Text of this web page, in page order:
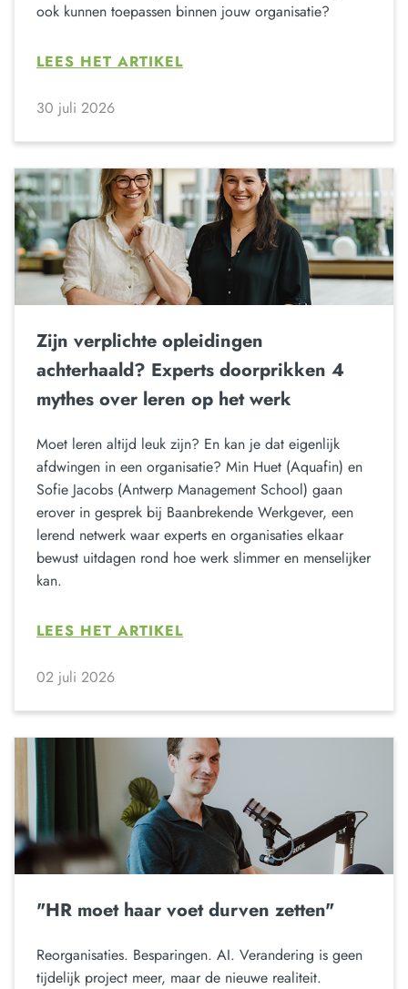
ook kunnen toepassen binnen jouw organisatie?
LEES HET ARTIKEL
30 juli 2026
Zijn verplichte opleidingen
achterhaald? Experts doorprikken 4
mythes over leren op het werk
Moet leren altijd leuk zijn? En kan je dat eigenlijk
afdwingen in een organisatie? Min Huet (Aquafin) en
Sofie Jacobs (Antwerp Management School) gaan
erover in gesprek bij Baanbrekende Werkgever, een
lerend netwerk waar experts en organisaties elkaar
bewust uitdagen rond hoe werk slimmer en menselijker
kan.
LEES HET ARTIKEL
02 juli 2026
"HR moet haar voet durven zetten"
Reorganisaties. Besparingen. AI. Verandering is geen
tijdelijk project meer, maar de nieuwe realiteit.